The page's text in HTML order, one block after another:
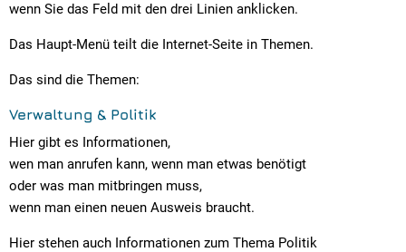
wenn Sie das Feld mit den drei Linien anklicken.
Das Haupt-Menü teilt die Internet-Seite in Themen.
Das sind die Themen:
Verwaltung & Politik
Hier gibt es Informationen,
wen man anrufen kann, wenn man etwas benötigt
oder was man mitbringen muss,
wenn man einen neuen Ausweis braucht.
Hier stehen auch Informationen zum Thema Politik